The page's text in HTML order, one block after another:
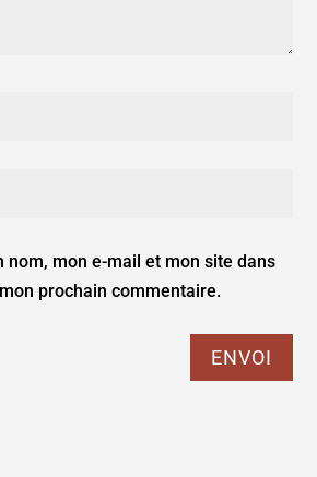
nom, mon e-mail et mon site dans
prochain commentaire.
ENVOI